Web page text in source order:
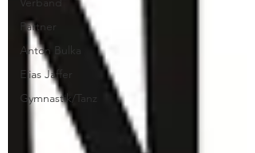
Partner
Anton Bulka
Elias Jaffer
Gymnastik/Tanz